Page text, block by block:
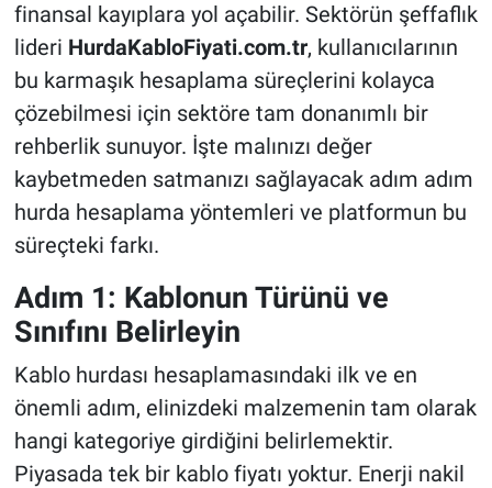
finansal kayıplara yol açabilir. Sektörün şeffaflık
lideri HurdaKabloFiyati.com.tr, kullanıcılarının
bu karmaşık hesaplama süreçlerini kolayca
çözebilmesi için sektöre tam donanımlı bir
rehberlik sunuyor. İşte malınızı değer
kaybetmeden satmanızı sağlayacak adım adım
hurda hesaplama yöntemleri ve platformun bu
süreçteki farkı.
Adım 1: Kablonun Türünü ve
Sınıfını Belirleyin
Kablo hurdası hesaplamasındaki ilk ve en
önemli adım, elinizdeki malzemenin tam olarak
hangi kategoriye girdiğini belirlemektir.
Piyasada tek bir kablo fiyatı yoktur. Enerji nakil